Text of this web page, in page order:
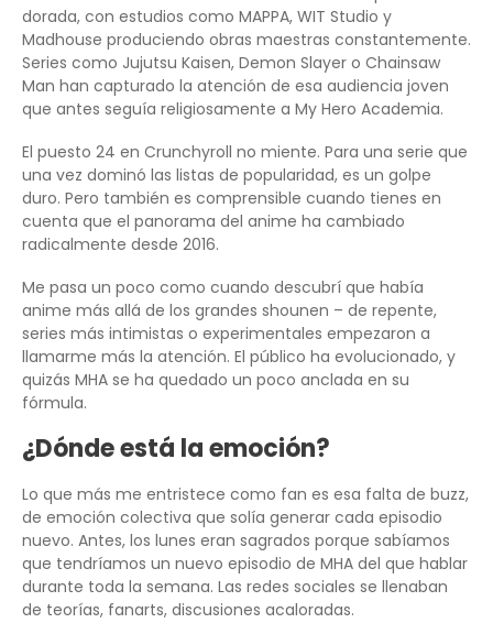
dorada, con estudios como MAPPA, WIT Studio y
Madhouse produciendo obras maestras constantemente.
Series como Jujutsu Kaisen, Demon Slayer o Chainsaw
Man han capturado la atención de esa audiencia joven
que antes seguía religiosamente a My Hero Academia.
El puesto 24 en Crunchyroll no miente. Para una serie que
una vez dominó las listas de popularidad, es un golpe
duro. Pero también es comprensible cuando tienes en
cuenta que el panorama del anime ha cambiado
radicalmente desde 2016.
Me pasa un poco como cuando descubrí que había
anime más allá de los grandes shounen – de repente,
series más intimistas o experimentales empezaron a
llamarme más la atención. El público ha evolucionado, y
quizás MHA se ha quedado un poco anclada en su
fórmula.
¿Dónde está la emoción?
Lo que más me entristece como fan es esa falta de buzz,
de emoción colectiva que solía generar cada episodio
nuevo. Antes, los lunes eran sagrados porque sabíamos
que tendríamos un nuevo episodio de MHA del que hablar
durante toda la semana. Las redes sociales se llenaban
de teorías, fanarts, discusiones acaloradas.